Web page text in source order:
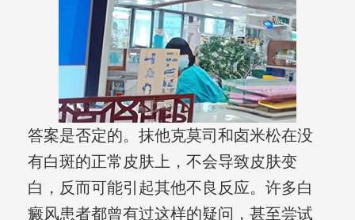
答案是否定的。抹他克莫司和卤米松在没
有白斑的正常皮肤上，不会导致皮肤变
白，反而可能引起其他不良反应。许多白
癜风患者都曾有过这样的疑问，甚至尝试